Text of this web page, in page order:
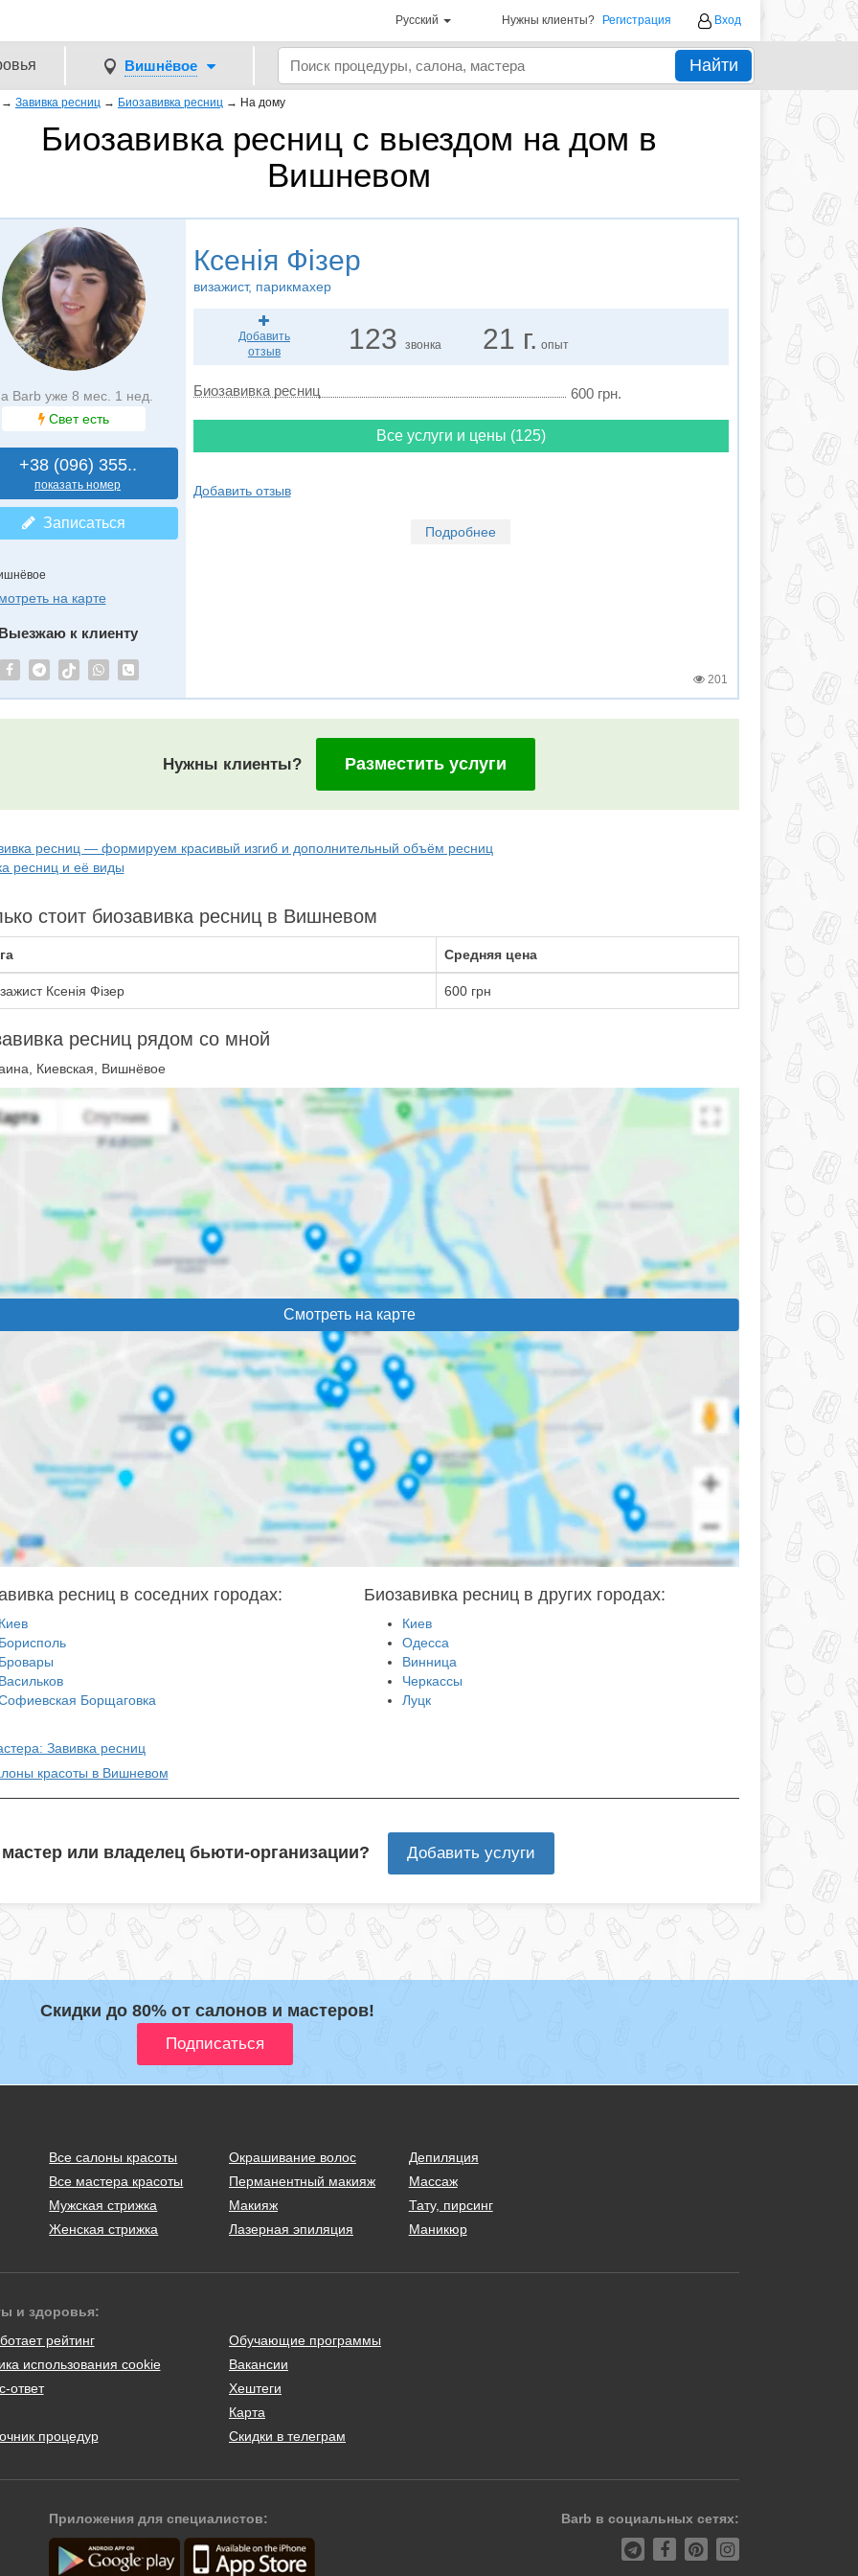
Русский Нужны клиенты? Регистрация Вход
Вишнёвое Найти
→ Завивка ресниц → Биозавивка ресниц → На дому
Биозавивка ресниц с выездом на дом в
Вишневом
Barb уже 8 мес. 1 нед.
Свет есть
+38 (096) 355..
показать номер
Записаться
на карте
к клиенту
Ксенія Фізер
визажист, парикмахер
Добавить
отзыв
123звонка 21 г. опыт
Биозавивка ресниц 600 грн.
Все услуги и цены (125)
Добавить отзыв
Подробнее
201
Нужны клиенты? Разместить услуги
ресниц — формируем красивый изгиб и дополнительный объём ресниц
ресниц и её виды
стоит биозавивка ресниц в Вишневом
Средняя цена
Ксенія Фізер 600 грн
ресниц рядом со мной
Киевская, Вишнёвое
Смотреть на карте
ресниц в соседних городах:
Борщаговка
Биозавивка ресниц в других городах:
Киев
Одесса
Винница
Черкассы
Луцк
Завивка ресниц
красоты в Вишневом
или владелец бьюти-организации? Добавить услуги
Скидки до 80% от салонов и мастеров!
Все салоны красоты
Все мастера красоты
Мужская стрижка
Женская стрижка
Окрашивание волос
Перманентный макияж
Макияж
Лазерная эпиляция
Депиляция
Массаж
Тату, пирсинг
Маникюр
и здоровья:
рейтинг
использования cookie
ответ
процедур
Обучающие программы
Вакансии
Хештеги
Карта
Скидки в телеграм
Приложения для специалистов: Barb в социальных сетях: